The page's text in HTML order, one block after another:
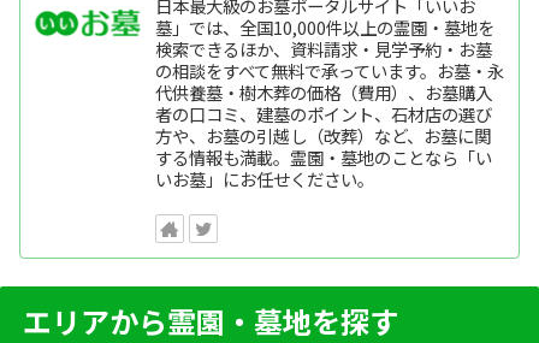
日本最大級のお墓ポータルサイト「いいお
墓」では、全国10,000件以上の霊園・墓地を
検索できるほか、資料請求・見学予約・お墓
の相談をすべて無料で承っています。お墓・永
代供養墓・樹木葬の価格（費用）、お墓購入
者の口コミ、建墓のポイント、石材店の選び
方や、お墓の引越し（改葬）など、お墓に関
する情報も満載。霊園・墓地のことなら「い
いお墓」にお任せください。
エリアから霊園・墓地を探す